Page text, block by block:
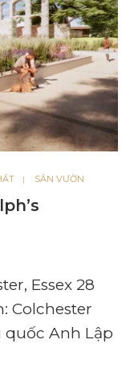
SÂN VƯỜN
Essex 28
Colchester
quốc Anh Lập